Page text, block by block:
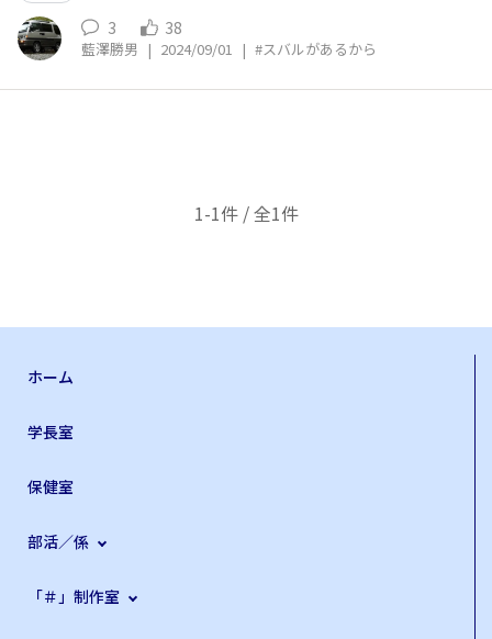
3 38
藍澤勝男 | 2024/09/01 | #スバルがあるから
1-1件 / 全1件
ホーム
学長室
保健室
部活／係
「＃」制作室